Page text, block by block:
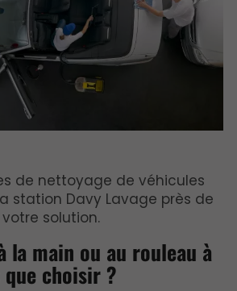
de nettoyage de véhicules
station Davy Lavage près de
solution.
la main ou au rouleau à
choisir ?